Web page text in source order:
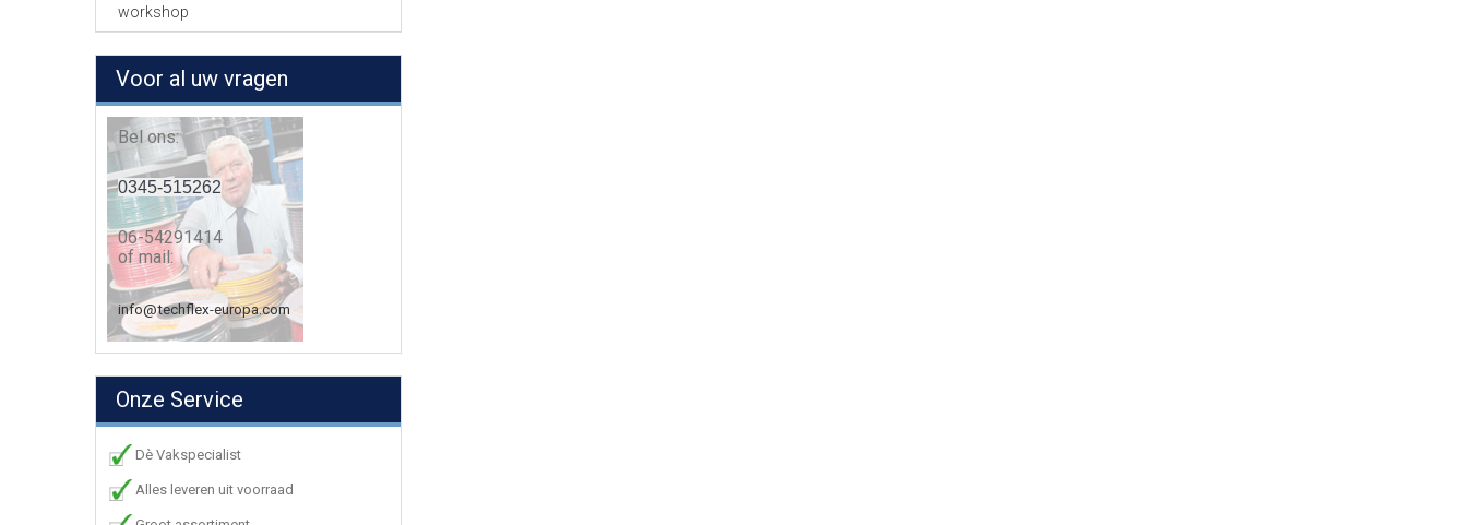
workshop
Voor al uw vragen
Bel ons:
0345-515262
06-54291414
of mail:
info@techflex-europa.com
Onze Service
Dè Vakspecialist
Alles leveren uit voorraad